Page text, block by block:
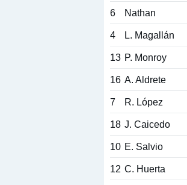
6 Nathan
4 L. Magallán
13 P. Monroy
16 A. Aldrete
7 R. López
18 J. Caicedo
10 E. Salvio
12 C. Huerta